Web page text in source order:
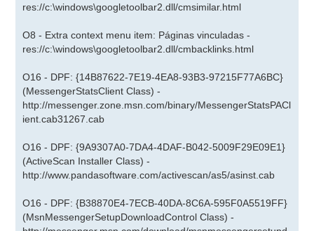
res://c:\windows\googletoolbar2.dll/cmsimilar.html
O8 - Extra context menu item: Páginas vinculadas -
res://c:\windows\googletoolbar2.dll/cmbacklinks.html
O16 - DPF: {14B87622-7E19-4EA8-93B3-97215F77A6BC}
(MessengerStatsClient Class) -
http://messenger.zone.msn.com/binary/MessengerStatsPACl
ient.cab31267.cab
O16 - DPF: {9A9307A0-7DA4-4DAF-B042-5009F29E09E1}
(ActiveScan Installer Class) -
http://www.pandasoftware.com/activescan/as5/asinst.cab
O16 - DPF: {B38870E4-7ECB-40DA-8C6A-595F0A5519FF}
(MsnMessengerSetupDownloadControl Class) -